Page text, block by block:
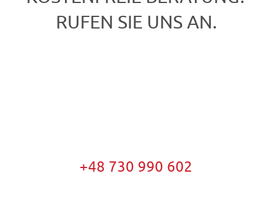
RUFEN SIE UNS AN.
+48 730 990 602